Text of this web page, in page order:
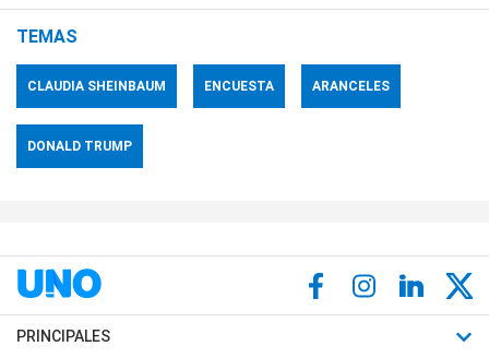
TEMAS
CLAUDIA SHEINBAUM ENCUESTA ARANCELES
DONALD TRUMP
PRINCIPALES